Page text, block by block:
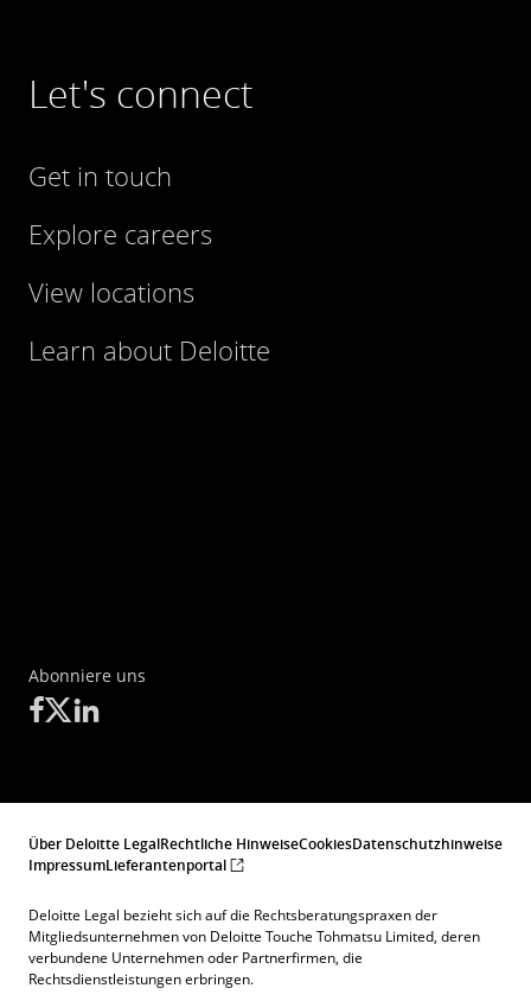
Let's connect
Get in touch
Explore careers
View locations
Learn about Deloitte
Abonniere uns
Über Deloitte LegalRechtliche HinweiseCookiesDatenschutzhinweise
ImpressumLieferantenportal
Deloitte Legal bezieht sich auf die Rechtsberatungspraxen der
Mitgliedsunternehmen von Deloitte Touche Tohmatsu Limited, deren
verbundene Unternehmen oder Partnerfirmen, die
Rechtsdienstleistungen erbringen.